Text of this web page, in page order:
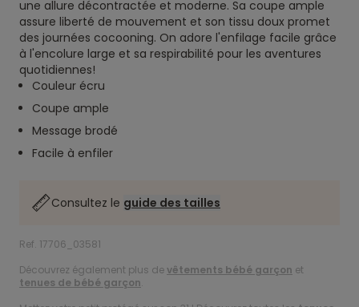
une allure décontractée et moderne. Sa coupe ample
assure liberté de mouvement et son tissu doux promet
des journées cocooning. On adore l'enfilage facile grâce
à l'encolure large et sa respirabilité pour les aventures
quotidiennes!
Couleur écru
Coupe ample
Message brodé
Facile à enfiler
Consultez le guide des tailles
Ref. 17706_03581
Découvrez également plus devêtements bébé garçon et
tenues de bébé garçon.